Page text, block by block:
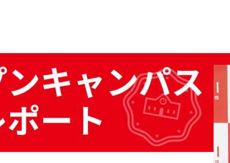
部
アニメーション学部
クリエイター学部
芸能スタッフ学部
リモート学部
アニメ・クリエイター総合
学部
部
池袋校
名古屋校
福岡校
札幌校
仙台校
広島校
金沢校